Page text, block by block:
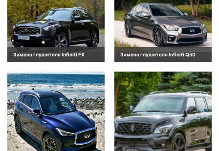
Замена глушителя Infiniti FX Замена глушителя Infiniti Q50